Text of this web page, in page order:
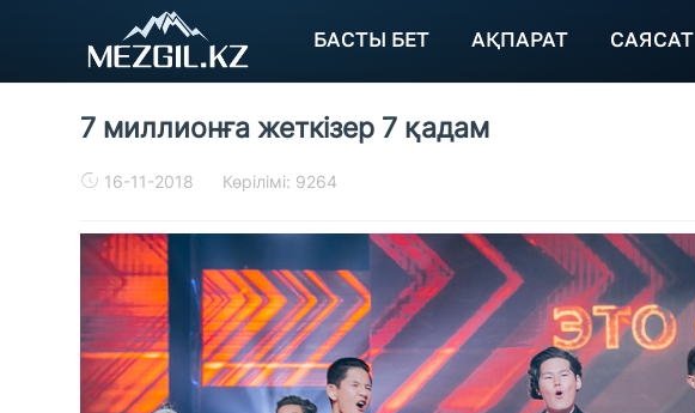
БАСТЫ БЕТ АҚПАРАТ САЯСАТ
7 миллионға жеткізер 7 қадам
16-11-2018 Көрілімі: 9264